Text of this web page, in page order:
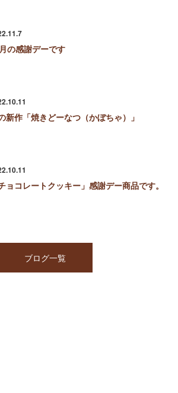
の感謝デーです
新作「焼きどーなつ（かぼちゃ）」
ョコレートクッキー」感謝デー商品です。
ブログ一覧